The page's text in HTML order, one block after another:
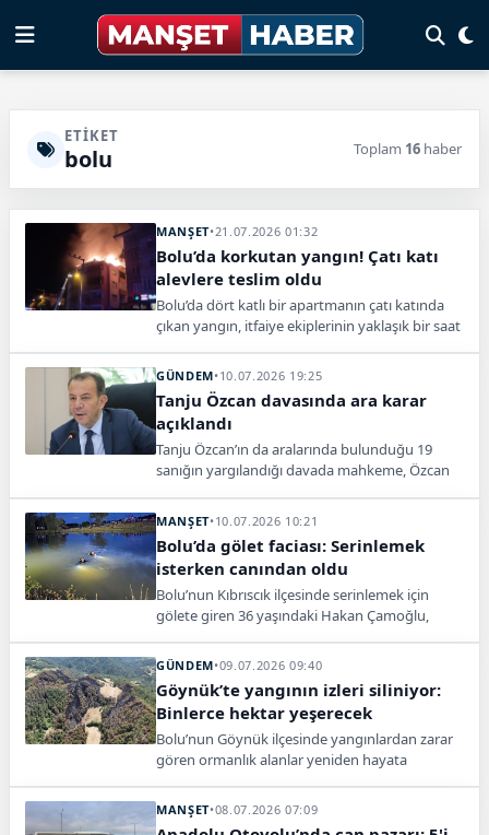
ETIKET
bolu Toplam 16 haber
MANŞET•21.07.2026 01:32
Bolu’da korkutan yangın! Çatı katı
alevlere teslim oldu
Bolu’da dört katlı bir apartmanın çatı katında
çıkan yangın, itfaiye ekiplerinin yaklaşık bir saat
GÜNDEM•10.07.2026 19:25
Tanju Özcan davasında ara karar
açıklandı
Tanju Özcan’ın da aralarında bulunduğu 19
sanığın yargılandığı davada mahkeme, Özcan
MANŞET•10.07.2026 10:21
Bolu’da gölet faciası: Serinlemek
isterken canından oldu
Bolu’nun Kıbrıscık ilçesinde serinlemek için
gölete giren 36 yaşındaki Hakan Çamoğlu,
bulundu.
GÜNDEM•09.07.2026 09:40
Göynük’te yangının izleri siliniyor:
Binlerce hektar yeşerecek
Bolu’nun Göynük ilçesinde yangınlardan zarar
gören ormanlık alanlar yeniden hayata
dikimi tamamlandı.
MANŞET•08.07.2026 07:09